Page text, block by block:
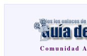
Comunidad